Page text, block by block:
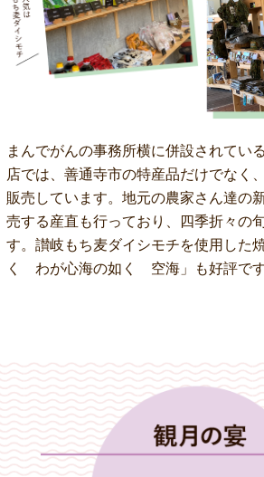
まんでがんの事務所横に併設されてい
店では、善通寺市の特産品だけでなく
販売しています。地元の農家さん達の
売する産直も行っており、四季折々の
す。讃岐もち麦ダイシモチを使用した
く わが心海の如く 空海」も好評です